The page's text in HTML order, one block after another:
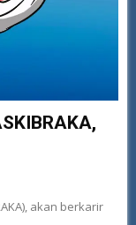
akan berkarir